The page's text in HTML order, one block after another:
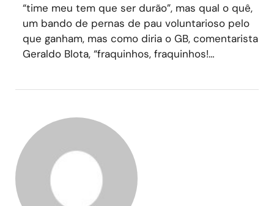
“time meu tem que ser durão”, mas qual o quê,
um bando de pernas de pau voluntarioso pelo
que ganham, mas como diria o GB, comentarista
Geraldo Blota, “fraquinhos, fraquinhos!…